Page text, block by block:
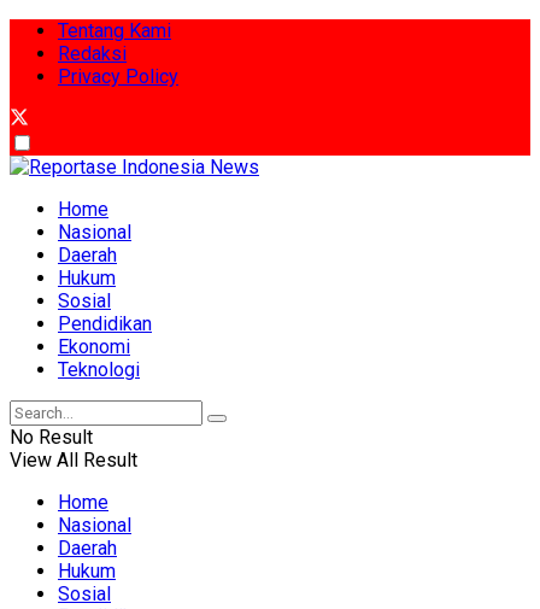
Tentang Kami
Redaksi
Privacy Policy
Home
Nasional
Daerah
Hukum
Sosial
Pendidikan
Ekonomi
Teknologi
No Result
View All Result
Home
Nasional
Daerah
Hukum
Sosial